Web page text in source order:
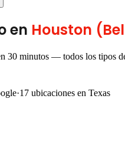
en Houston
30 minutos — todos los tipos
·17 ubicaciones en Texas